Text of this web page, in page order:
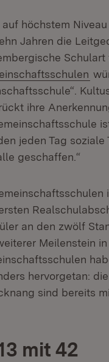
höchstem Niveau
Jahren die
Schulart
ihre
jeden Tag soziale
geschaffen.“
an den zwölf
Meilenstein
hervorgetan:
sind bereits
mit 42